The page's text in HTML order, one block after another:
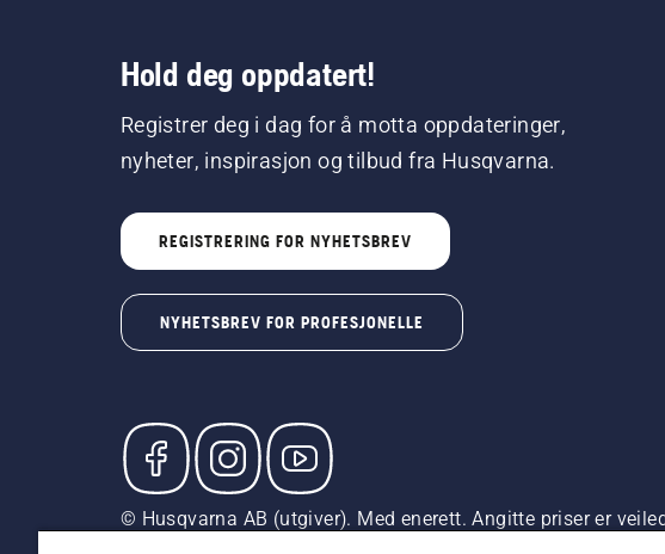
Hold deg oppdatert!
Registrer deg i dag for å motta oppdateringer,
nyheter, inspirasjon og tilbud fra Husqvarna.
REGISTRERING FOR NYHETSBREV
NYHETSBREV FOR PROFESJONELLE
© Husqvarna AB (utgiver). Med enerett. Angitte priser er